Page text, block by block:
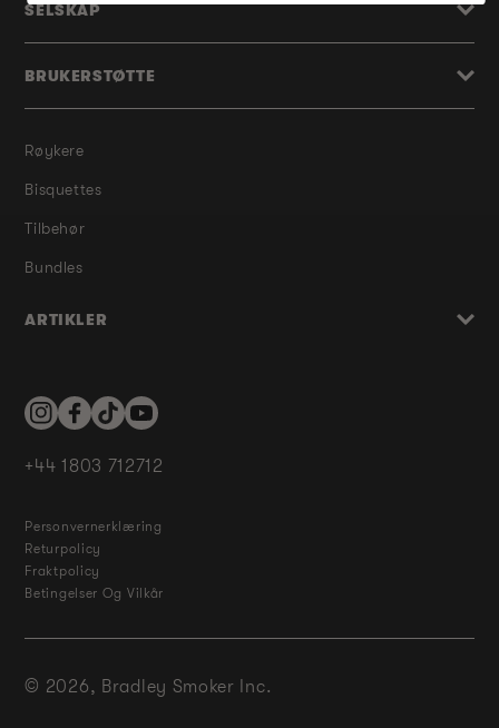
Røykere
Bisquettes
Tilbehør
Bundles
ARTIKLER
SELSKAP
BRUKERSTØTTE
InstagramFacebookTikTokYouTube
+44 1803 712712
Personvernerklæring
Returpolicy
Fraktpolicy
Betingelser Og Vilkår
© 2026, Bradley Smoker Inc.